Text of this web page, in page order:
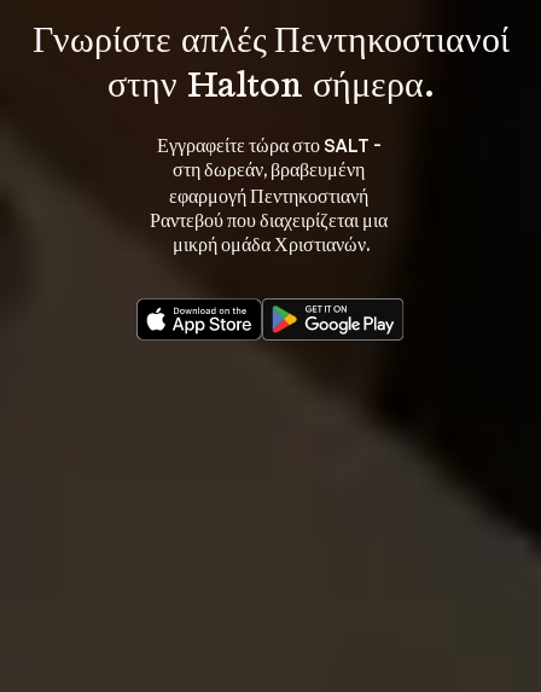
Γνωρίστε απλές Πεντηκοστιανοί
στην Halton σήμερα.
Εγγραφείτε τώρα στο SALT -
στη δωρεάν, βραβευμένη
εφαρμογή Πεντηκοστιανή
Ραντεβού που διαχειρίζεται μια
μικρή ομάδα Χριστιανών.